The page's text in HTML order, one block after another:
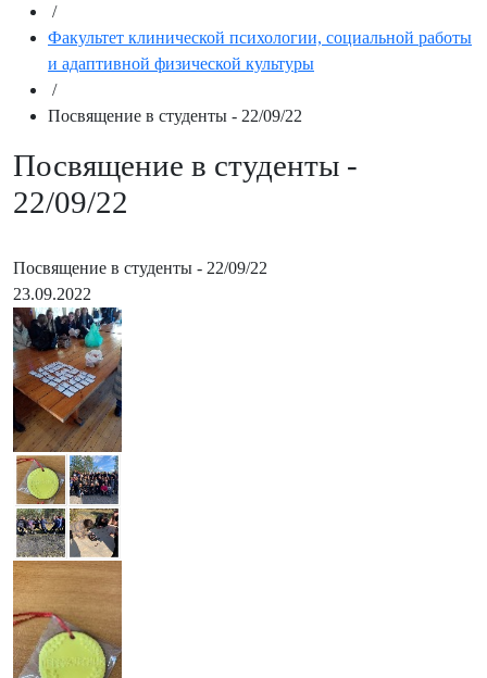
/
Факультет клинической психологии, социальной работы
и адаптивной физической культуры
/
Посвящение в студенты - 22/09/22
Посвящение в студенты -
22/09/22
Посвящение в студенты - 22/09/22
23.09.2022